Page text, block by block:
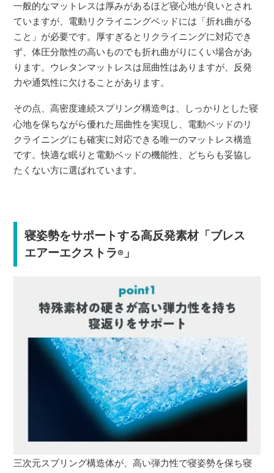
一般的なマットレスは厚みがあるほど寝心地が良いとされ
ていますが、電動リクライニングベッドには「折れ曲がる
こと」が必要です。厚すぎるとリクライニングに対応でき
ず、体圧分散性の高いものでも折れ曲がりにくい場合があ
ります。ウレタンマットレスは屈曲性はありますが、反発
力や通気性に欠けることがあります。
その点、高密度連続スプリング構造®は、しっかりとした寝
心地を保ちながら優れた屈曲性を実現し、電動ベッドのリ
クライニングにも確実に対応できる唯一のマットレス構造
です。快適な眠りと電動ベッドの機能性、どちらも妥協し
たくない方に選ばれています。
寝姿勢をサポートする高反発素材「ブレス
エアーエクストラ®」
三次元スプリング構造体が、高い弾力性で寝姿勢を保ち寝